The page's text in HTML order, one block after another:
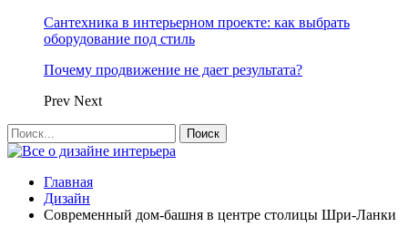
Сантехника в интерьерном проекте: как выбрать
оборудование под стиль
Почему продвижение не дает результата?
Prev Next
Главная
Дизайн
Современный дом-башня в центре столицы Шри-Ланки